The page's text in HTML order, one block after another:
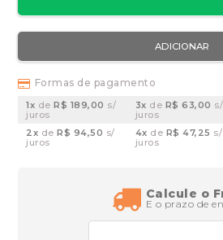
ADICIONAR
Formas de pagamento
1x deR$ 189,00 s/
juros
2x deR$ 94,50 s/
juros
3x de R$ 63,00 s/
juros
4x de R$ 47,25 s/
juros
Calcule o
E o prazo de